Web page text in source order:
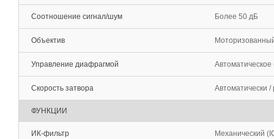
Соотношение сигнал/шум Более 50 дБ
Объектив
Управление диафрагмой Автоматическое
Скорость затвора Автоматически
ФУНКЦИИ
ИК-фильтр Механический